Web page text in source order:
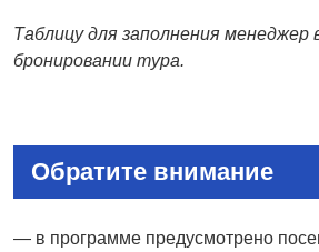
Таблицу для заполнения
бронировании тура.
Обратите внимание
— в программе предусмотрено